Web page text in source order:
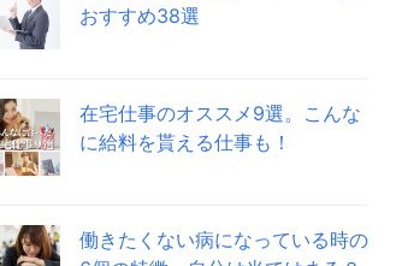
おすすめ38選
在宅仕事のオススメ9選。こんな
に給料を貰える仕事も！
働きたくない病になっている時の